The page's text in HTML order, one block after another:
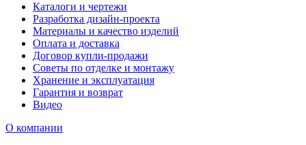
Каталоги и чертежи
Разработка дизайн-проекта
Материалы и качество изделий
Оплата и доставка
Договор купли-продажи
Советы по отделке и монтажу
Хранение и эксплуатация
Гарантия и возврат
Видео
О компании